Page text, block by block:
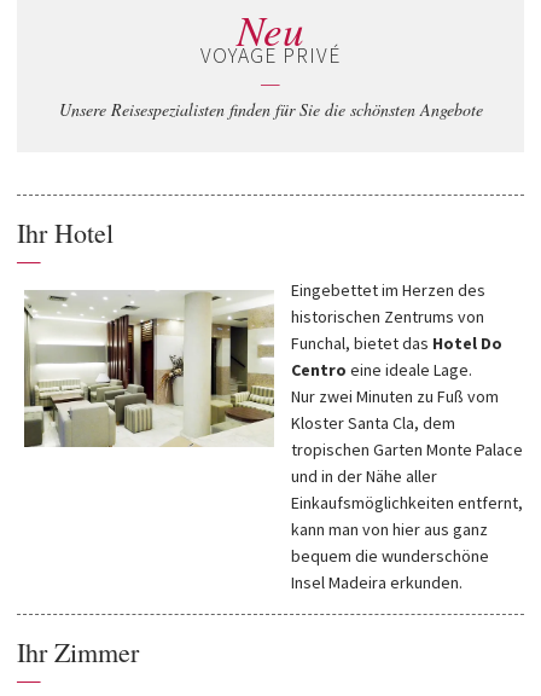
Neu
VOYAGE PRIVÉ
—
Unsere Reisespezialisten finden für Sie die schönsten Angebote
Ihr Hotel
—
Eingebettet im Herzen des
historischen Zentrums von
Funchal, bietet das Hotel Do
Centro eine ideale Lage.
Nur zwei Minuten zu Fuß vom
Kloster Santa Cla, dem
tropischen Garten Monte Palace
und in der Nähe aller
Einkaufsmöglichkeiten entfernt,
kann man von hier aus ganz
bequem die wunderschöne
Insel Madeira erkunden.
Ihr Zimmer
—